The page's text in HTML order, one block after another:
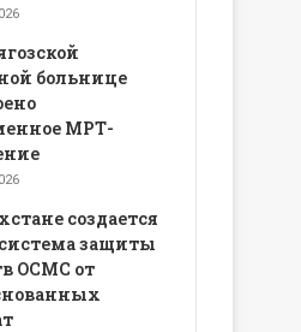
больнице
МРТ-
создается
защиты
ОСМС от